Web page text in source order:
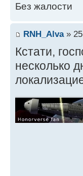
Без жалости
RNH_Alva» 25
Кстати,
несколько